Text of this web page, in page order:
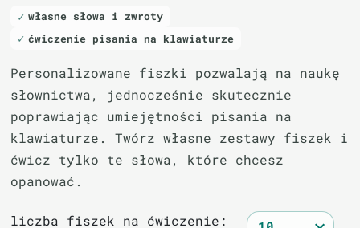
własne słowa i zwroty
ćwiczenie pisania na klawiaturze
Personalizowane fiszki pozwalają na naukę
słownictwa, jednocześnie skutecznie
poprawiając umiejętności pisania na
klawiaturze. Twórz własne zestawy fiszek i
ćwicz tylko te słowa, które chcesz
opanować.
liczba fiszek na ćwiczenie: